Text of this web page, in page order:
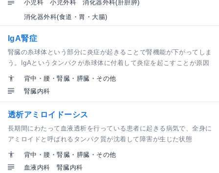
小児科 小児外科
消化器外科(肝胆膵)
消化器外科(食道・胃・大腸)
IgA腎症
腎臓の糸球体という部分に炎症が起きることで腎機能が下がってしま
う。IgAというタンパクが糸球体に付着して炎症を起こすことが原因
背中・腰・腎臓・膵臓・その他
腎臓内科
透析アミロイドーシス
長期間にわたって血液透析を行っている患者に起きる病気で、全身に
アミロイドと呼ばれるタンパク質が沈着して障害が生じた状態
背中・腰・腎臓・膵臓・その他
血液内科
腎臓内科